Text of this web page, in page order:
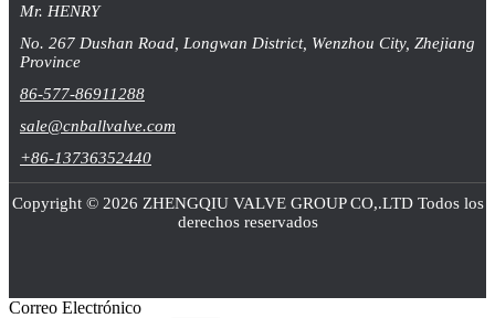
Mr. HENRY
No. 267 Dushan Road, Longwan District, Wenzhou City, Zhejiang
Province
86-577-86911288
sale@cnballvalve.com
+86-13736352440
Copyright © 2026 ZHENGQIU VALVE GROUP CO,.LTD Todos los
derechos reservados
Correo Electrónico